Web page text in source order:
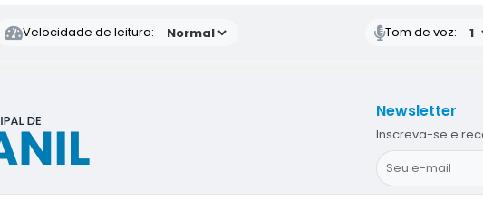
Velocidade de leitura: Tom de voz:
Newsletter
Inscreva-se e